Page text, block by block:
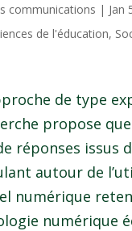
communications | Jan
de l'éducation,
de type
propose
réponses issus
autour de
numérique
numérique